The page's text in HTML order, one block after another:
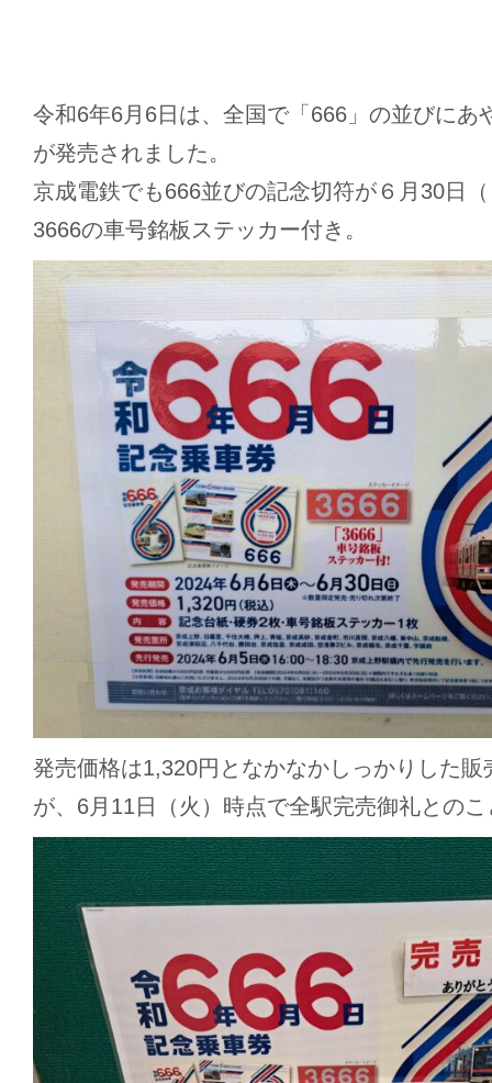
令和6年6月6日は、全国で「666」の並びにあ
が発売されました。
京成電鉄でも666並びの記念切符が６月30日
3666の車号銘板ステッカー付き。
発売価格は1,320円となかなかしっかりした販
が、6月11日（火）時点で全駅完売御礼との